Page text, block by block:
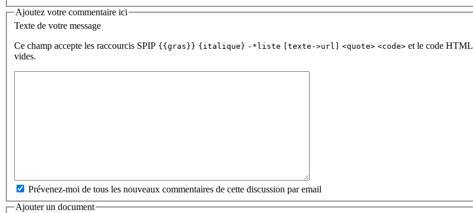
Ajoutez votre commentaire ici
Texte de votre message
Ce champ accepte les raccourcis SPIP {{gras}} {italique} -*liste [texte->url] <quote> <code> et le code HTML
vides.
Prévenez-moi de tous les nouveaux commentaires de cette discussion par email
Ajouter un document